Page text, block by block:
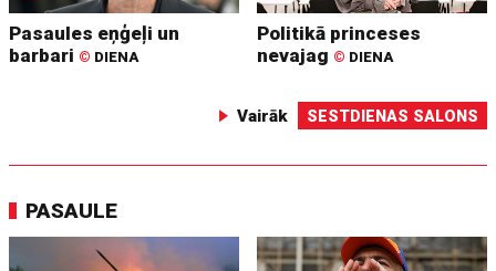
Pasaules eņģeļi un
barbari © DIENA
Politikā princeses
nevajag © DIENA
Vairāk SESTDIENAS SALONS
PASAULE